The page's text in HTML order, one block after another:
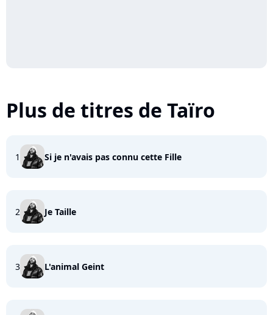
Plus de titres de Taïro
1 Si je n'avais pas connu cette Fille
2 Je Taille
3 L'animal Geint